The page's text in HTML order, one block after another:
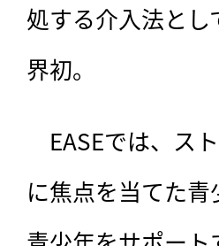
処する介入法と
界初。
EASEでは、ス
に焦点を当てた